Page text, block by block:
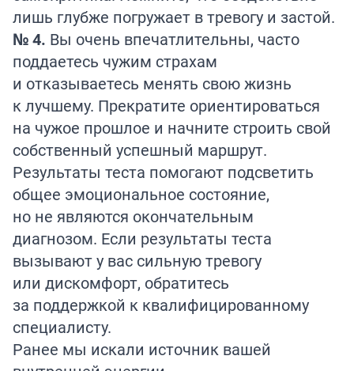
лишь глубже погружает в тревогу и застой.
№ 4. Вы очень впечатлительны, часто
поддаетесь чужим страхам
и отказываетесь менять свою жизнь
к лучшему. Прекратите ориентироваться
на чужое прошлое и начните строить свой
собственный успешный маршрут.
Результаты теста помогают подсветить
общее эмоциональное состояние,
но не являются окончательным
диагнозом. Если результаты теста
вызывают у вас сильную тревогу
или дискомфорт, обратитесь
за поддержкой к квалифицированному
специалисту.
Ранее мы искали источник вашей